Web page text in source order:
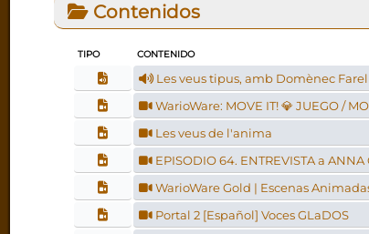
Contenidos
TIPO CONTENIDO
Les veus tipus, amb Domènec
WarioWare: MOVE IT! 💎 JUEGO /
Les veus de l'anima
EPISODIO 64. ENTREVISTA a ANNA
WarioWare Gold | Escenas
Portal 2 [Español] Voces GLaDOS